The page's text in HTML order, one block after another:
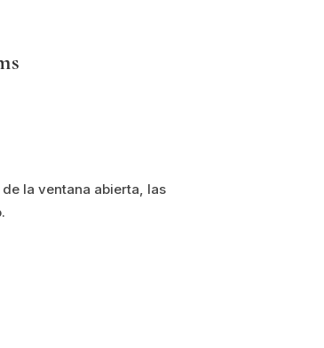
la ventana abierta, las